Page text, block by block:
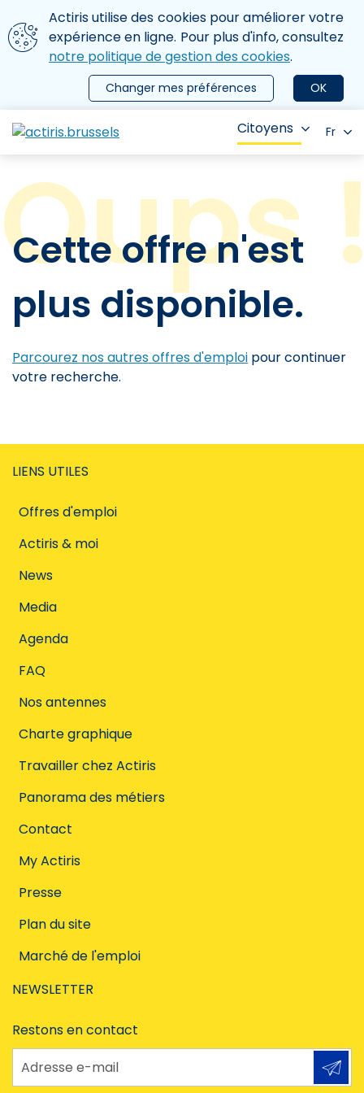
Aller au contenu principal
Nous utilisons des cookies
Actiris utilise des cookies pour améliorer votre
expérience en ligne. Pour plus d'info, consultez
notre politique de gestion des cookies.
OK
Changer mes préférences
le menu
Citoyens Fr
Cette offre n'est
plus disponible.
Parcourez nos autres offres d'emploi pour continuer
votre recherche.
LIENS UTILES
Offres d'emploi
Actiris & moi
News
Media
Agenda
FAQ
Nos antennes
Charte graphique
Travailler chez Actiris
Panorama des métiers
Contact
My Actiris
Presse
Plan du site
Marché de l'emploi
NEWSLETTER
Restons en contact
Adresse e-mail